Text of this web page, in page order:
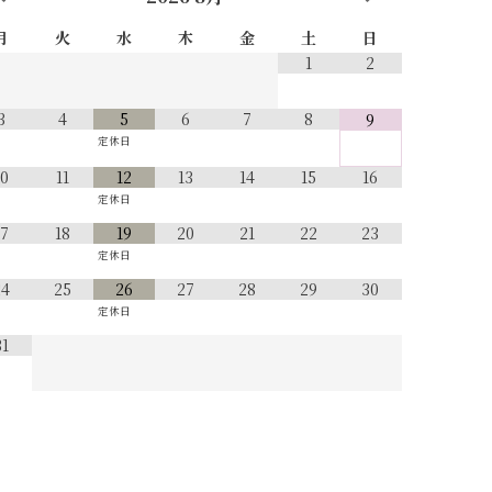
火 水 木 金 土
日
1
2
4 5
定休日
6 7 8 9
11 12
定休日
13 14 15 16
18 19
定休日
20 21 22 23
25 26
定休日
27 28 29 30